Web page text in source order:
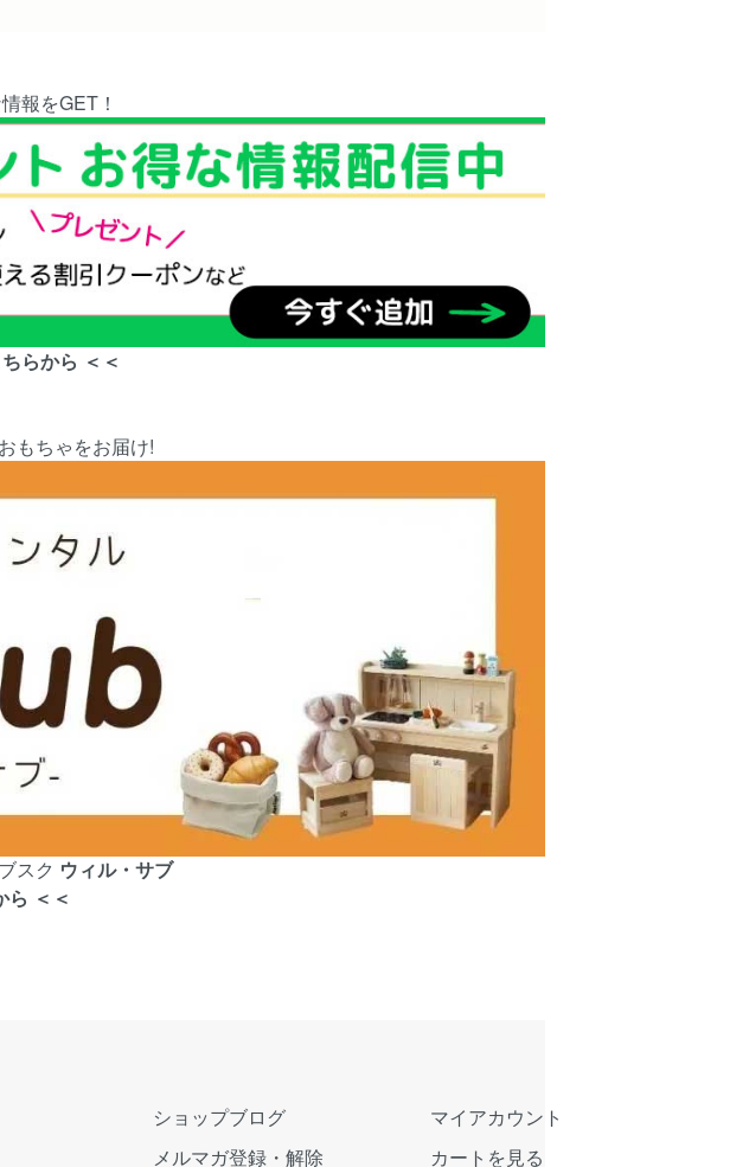
報をGET！
らから ＜＜
もちゃをお届け!
スク ウィル・サブ
ら ＜＜
ショップブログ
メルマガ登録・解除
マイアカウント
カートを見る